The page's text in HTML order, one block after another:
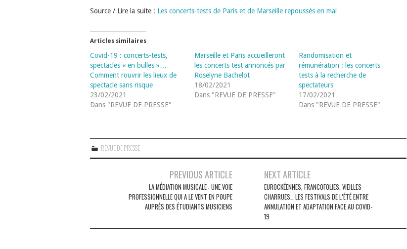
Source / Lire la suite : Les concerts-tests de Paris et de Marseille repoussés en mai
Articles similaires
Covid-19 : concerts-tests,
spectacles « en bulles »…
Comment rouvrir les lieux de
spectacle sans risque
23/02/2021
Dans "REVUE DE PRESSE"
Marseille et Paris accueilleront
les concerts test annoncés par
Roselyne Bachelot
18/02/2021
Dans "REVUE DE PRESSE"
Randomisation et
rémunération : les concerts
tests à la recherche de
spectateurs
17/02/2021
Dans "REVUE DE PRESSE"
REVUE DE PRESSE
PREVIOUS ARTICLE
LA MÉDIATION MUSICALE : UNE VOIE
PROFESSIONNELLE QUI A LE VENT EN POUPE
AUPRÈS DES ÉTUDIANTS MUSICIENS
NEXT ARTICLE
EUROCKÉENNES, FRANCOFOLIES, VIEILLES
CHARRUES… LES FESTIVALS DE L’ÉTÉ ENTRE
ANNULATION ET ADAPTATION FACE AU COVID-
19